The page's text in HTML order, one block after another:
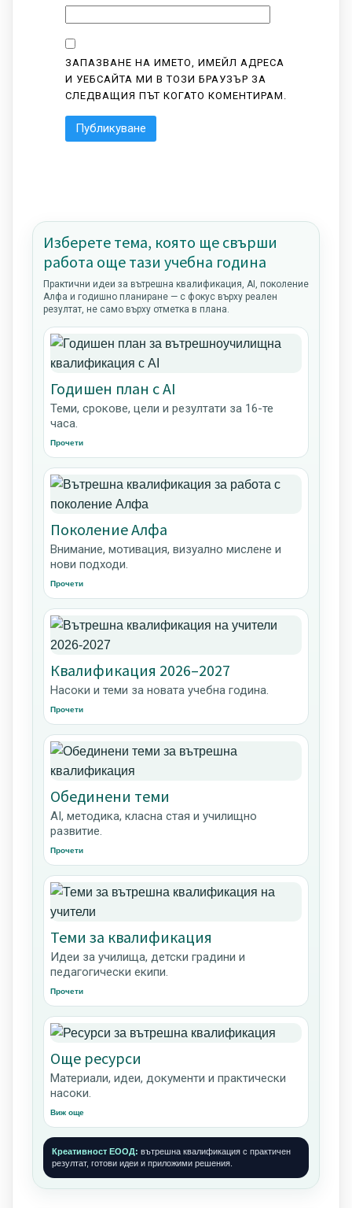
ЗАПАЗВАНЕ НА ИМЕТО, ИМЕЙЛ АДРЕСА
И УЕБСАЙТА МИ В ТОЗИ БРАУЗЪР ЗА
СЛЕДВАЩИЯ ПЪТ КОГАТО КОМЕНТИРАМ.
Изберете тема, която ще свърши
работа още тази учебна година
Практични идеи за вътрешна квалификация, AI, поколение
Алфа и годишно планиране — с фокус върху реален
резултат, не само върху отметка в плана.
Годишен план с AI
Теми, срокове, цели и резултати за 16-те
часа.
Прочети
Поколение Алфа
Внимание, мотивация, визуално мислене и
нови подходи.
Прочети
Квалификация 2026–2027
Насоки и теми за новата учебна година.
Прочети
Обединени теми
AI, методика, класна стая и училищно
развитие.
Прочети
Теми за квалификация
Идеи за училища, детски градини и
педагогически екипи.
Прочети
Още ресурси
Материали, идеи, документи и практически
насоки.
Виж още
Креативност ЕООД: вътрешна квалификация с практичен
резултат, готови идеи и приложими решения.